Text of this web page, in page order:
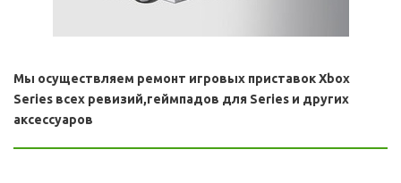
Мы осуществляем ремонт игровых приставок Xbox
Series всех ревизий,геймпадов для Series и других
аксессуаров